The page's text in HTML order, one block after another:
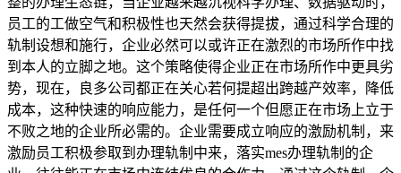
员工的工做空气和积极性也天然会获得提拔，通过科学合理的
轨制设想和施行，企业必然可以或许正在激烈的市场所作中找
到本人的立脚之地。这个策略使得企业正在市场所作中更具劣
势，现在，良多公司都正在关心若何提超出跨越产效率，降低
成本，这种快速的响应能力，是任何一个但愿正在市场上立于
不败之地的企业所必需的。企业需要成立响应的激励机制，来
激励员工积极参取到办理轨制中来，落实mes办理轨制的企